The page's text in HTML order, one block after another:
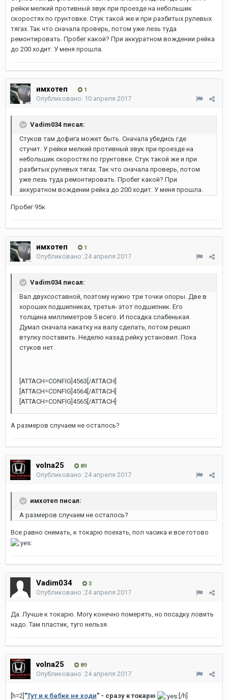
рейки мелкий противный звук при проезде на небольшик
скоростях по грунтовке. Стук такой же и при разбитых рулевых
тягах. Так что сначала проверь, потом уже лезь туда
ремонтировать. Пробег какой? При аккуратном вождении рейка
до 200 ходит. У меня прошла.
имхотеп 1
Опубликовано: 10 апреля 2017
Vadim034 писал:
Стуков там дофига может быть. Сначала убедись где
стучит. У рейки мелкий противный звук при проезде на
небольшик скоростях по грунтовке. Стук такой же и при
разбитых рулевых тягах. Так что сначала проверь, потом
уже лезь туда ремонтировать. Пробег какой? При
аккуратном вождении рейка до 200 ходит. У меня прошла.
Пробег 95к
имхотеп 1
Опубликовано: 24 апреля 2017
Vadim034 писал:
Вал двухсоставной, поэтому нужно три точки опоры. Две в
хороших подшипниках, третья- этот подшипник. Его
толщина миллиметров 5 всего. И посадка слабенькая.
Думал сначала накатку на валу сделать, потом решил
втулку поставить. Неделю назад рейку установил. Пока
стуков нет.
[ATTACH=CONFIG]4563[/ATTACH]
[ATTACH=CONFIG]4564[/ATTACH]
[ATTACH=CONFIG]4565[/ATTACH]
А размеров случаем не осталось?
volna25 89
Опубликовано: 24 апреля 2017
имхотеп писал:
А размеров случаем не осталось?
Все равно снимать, к токарю поехать, пол часика и все готово
Vadim034 3
Опубликовано: 24 апреля 2017
Да. Лучше к токарю. Могу конечно померять, но посадку ловить
надо. Там пластик, туго нельзя.
volna25 89
Опубликовано: 24 апреля 2017
[h=2] "Тут и к бабке не ходи" - сразу к токарю [/h]